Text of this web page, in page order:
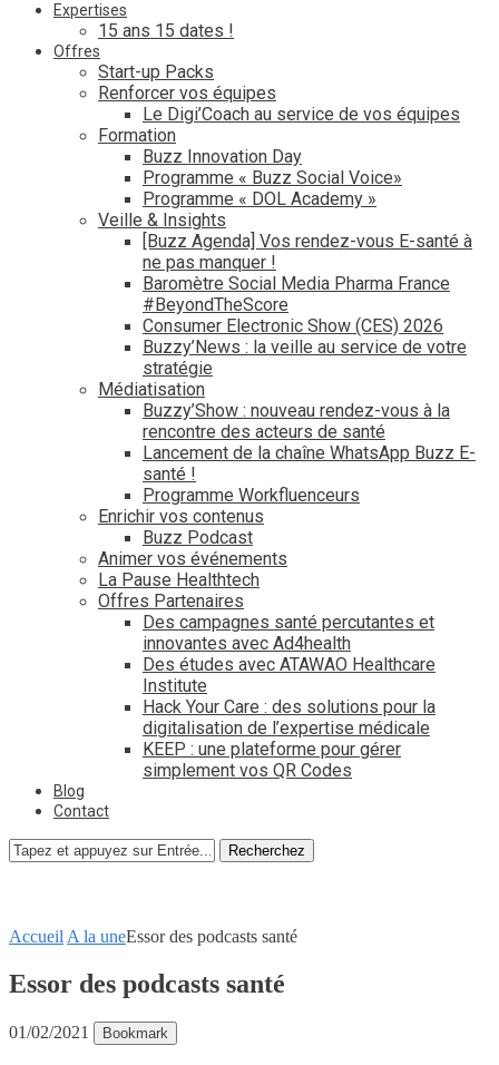
Expertises
15 ans 15 dates !
Offres
Start-up Packs
Renforcer vos équipes
Le Digi’Coach au service de vos équipes
Formation
Buzz Innovation Day
Programme « Buzz Social Voice»
Programme « DOL Academy »
Veille & Insights
[Buzz Agenda] Vos rendez-vous E-santé à
ne pas manquer !
Baromètre Social Media Pharma France
#BeyondTheScore
Consumer Electronic Show (CES) 2026
Buzzy’News : la veille au service de votre
stratégie
Médiatisation
Buzzy’Show : nouveau rendez-vous à la
rencontre des acteurs de santé
Lancement de la chaîne WhatsApp Buzz E-
santé !
Programme Workfluenceurs
Enrichir vos contenus
Buzz Podcast
Animer vos événements
La Pause Healthtech
Offres Partenaires
Des campagnes santé percutantes et
innovantes avec Ad4health
Des études avec ATAWAO Healthcare
Institute
Hack Your Care : des solutions pour la
digitalisation de l’expertise médicale
KEEP : une plateforme pour gérer
simplement vos QR Codes
Blog
Contact
Recherchez
Accueil A la uneEssor des podcasts santé
Essor des podcasts santé
01/02/2021 Bookmark